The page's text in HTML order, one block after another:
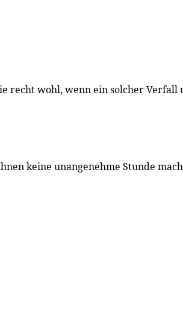
recht wohl, wenn ein solcher
keine unangenehme Stunde